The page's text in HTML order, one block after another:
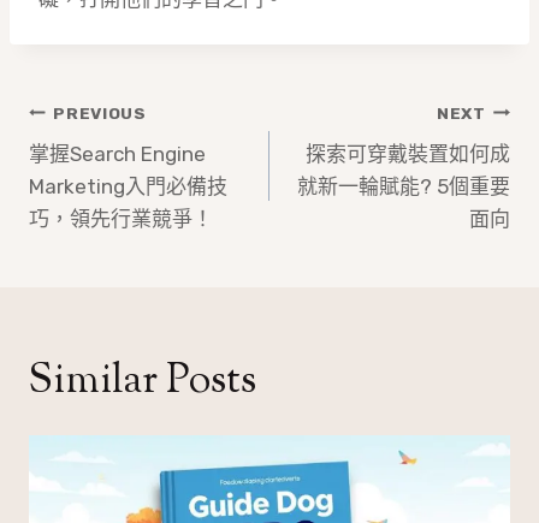
文
章
導
PREVIOUS
掌握Search Engine
Marketing入門必備技
巧，領先行業競爭！
NEXT
探索可穿戴裝置如何成
就新一輪賦能? 5個重要
面向
Similar Posts